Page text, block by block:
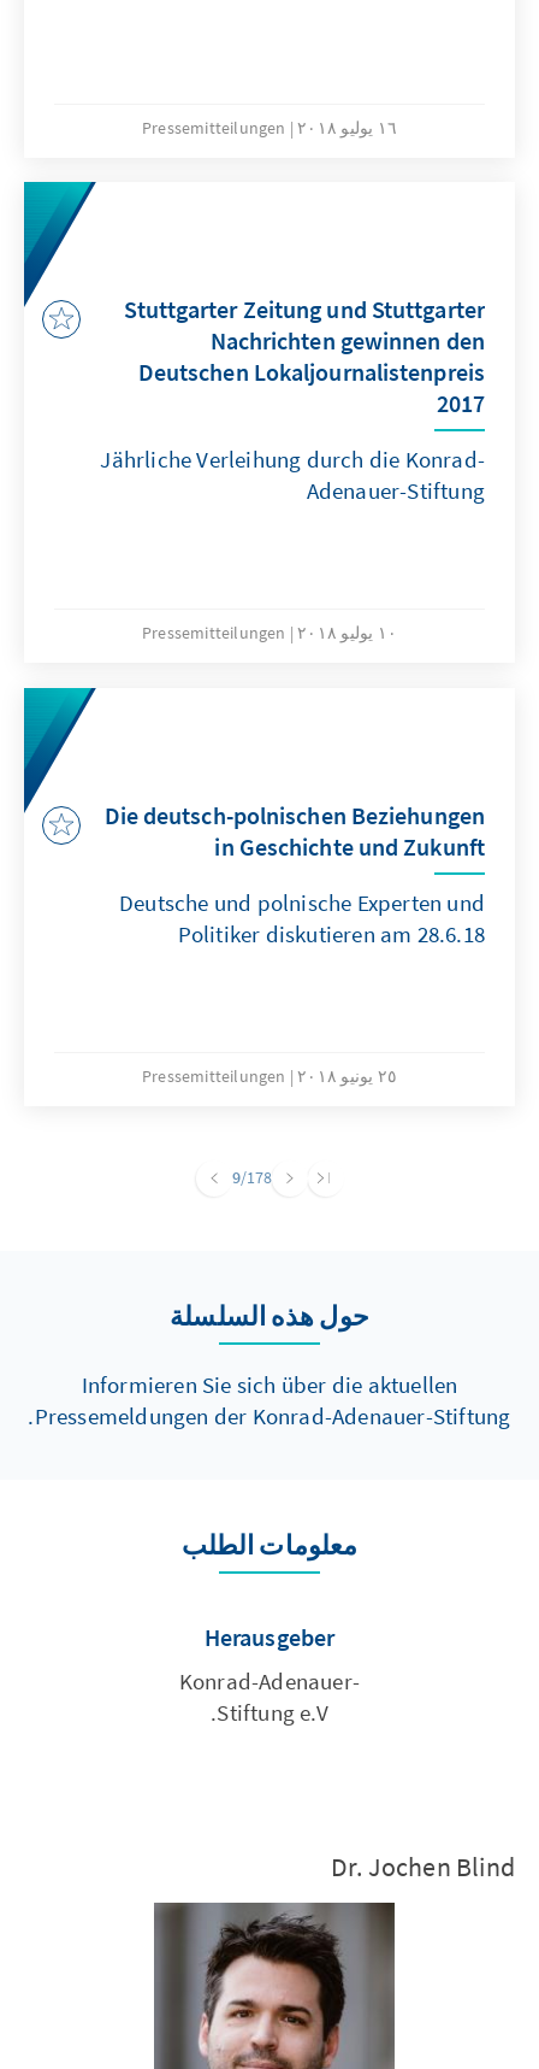
١٦ يوليو ٢٠١٨ Pressemitteilungen
Stuttgarter Zeitung und Stuttgarter
Nachrichten gewinnen den
Deutschen Lokaljournalistenpreis
2017
Jährliche Verleihung durch die Konrad-
Adenauer-Stiftung
١٠ يوليو ٢٠١٨ Pressemitteilungen
Die deutsch-polnischen Beziehungen
in Geschichte und Zukunft
Deutsche und polnische Experten und
Politiker diskutieren am 28.6.18
٢٥ يونيو ٢٠١٨ Pressemitteilungen
9/178
حول هذه السلسلة
Informieren Sie sich über die aktuellen
Pressemeldungen der Konrad-Adenauer-Stiftung.
معلومات الطلب
Herausgeber
Konrad-Adenauer-
Stiftung e.V.
Dr. Jochen Blind